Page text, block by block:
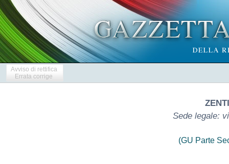
Avviso di rettifica
Errata corrige
Sede legale:
(GU Parte